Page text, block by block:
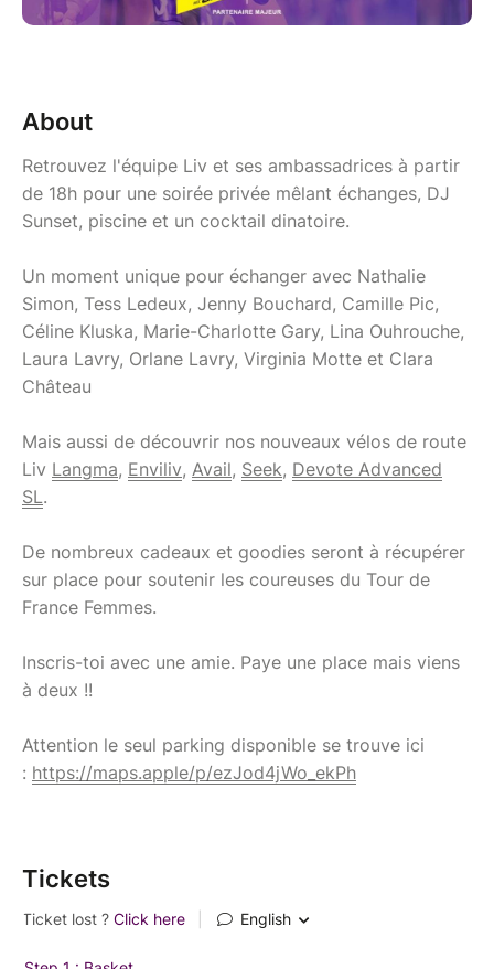
About
Retrouvez l'équipe Liv et ses ambassadrices à partir
de 18h pour une soirée privée mêlant échanges, DJ
Sunset, piscine et un cocktail dinatoire.
Un moment unique pour échanger avec Nathalie
Simon, Tess Ledeux, Jenny Bouchard, Camille Pic,
Céline Kluska, Marie-Charlotte Gary, Lina Ouhrouche,
Laura Lavry, Orlane Lavry, Virginia Motte et Clara
Château
Mais aussi de découvrir nos nouveaux vélos de route
Liv Langma, Enviliv, Avail, Seek, Devote Advanced
SL.
De nombreux cadeaux et goodies seront à récupérer
sur place pour soutenir les coureuses du Tour de
France Femmes.
Inscris-toi avec une amie. Paye une place mais viens
à deux !!
Attention le seul parking disponible se trouve ici
: https://maps.apple/p/ezJod4jWo_ekPh
Tickets